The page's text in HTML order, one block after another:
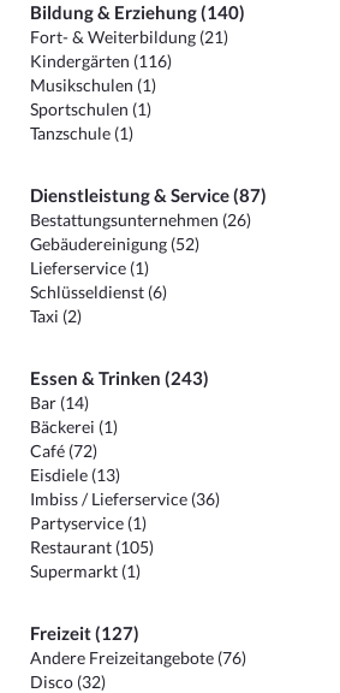
Bildung & Erziehung (140)
Fort- & Weiterbildung (21)
Kindergärten (116)
Musikschulen (1)
Sportschulen (1)
Tanzschule (1)
Dienstleistung & Service (87)
Bestattungsunternehmen (26)
Gebäudereinigung (52)
Lieferservice (1)
Schlüsseldienst (6)
Taxi (2)
Essen & Trinken (243)
Bar (14)
Bäckerei (1)
Café (72)
Eisdiele (13)
Imbiss / Lieferservice (36)
Partyservice (1)
Restaurant (105)
Supermarkt (1)
Freizeit (127)
Andere Freizeitangebote (76)
Disco (32)